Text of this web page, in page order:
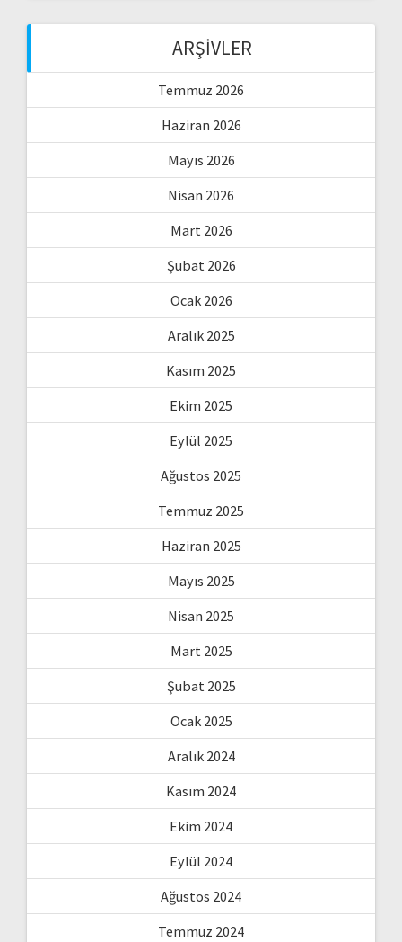
ARŞIVLER
Temmuz 2026
Haziran 2026
Mayıs 2026
Nisan 2026
Mart 2026
Şubat 2026
Ocak 2026
Aralık 2025
Kasım 2025
Ekim 2025
Eylül 2025
Ağustos 2025
Temmuz 2025
Haziran 2025
Mayıs 2025
Nisan 2025
Mart 2025
Şubat 2025
Ocak 2025
Aralık 2024
Kasım 2024
Ekim 2024
Eylül 2024
Ağustos 2024
Temmuz 2024